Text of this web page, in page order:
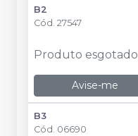
B2
Cód. 27547
Produto esgotado
Avise-me
B3
Cód. 06690